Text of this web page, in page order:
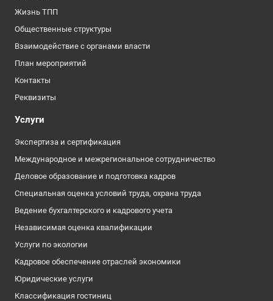
Жизнь ТПП
Общественные структуры
Взаимодействие с органами власти
План мероприятий
Контакты
Реквизиты
Услуги
Экспертиза и сертификация
Международное и межрегиональное сотрудничество
Деловое образование и подготовка кадров
Специальная оценка условий труда, охрана труда
Ведение бухгалтерского и кадрового учета
Независимая оценка квалификации
Услуги по экологии
Кадровое обеспечение отраслей экономики
Юридические услуги
Классификация гостиниц